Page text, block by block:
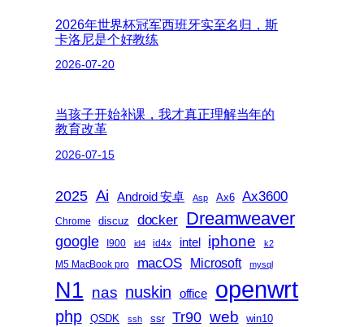
2026年世界杯冠军西班牙实至名归，斯
卡洛尼是个好教练
2026-07-20
当孩子开始补课，我才真正理解当年的
教育改革
2026-07-15
2025 Ai Android 安卓 Asp Ax6 Ax3600
Chrome discuz docker Dreamweaver
google I900 id4 id4x intel iphone k2
M5 MacBook pro macOS Microsoft mysql
N1 nas nuskin office openwrt
php QSDK ssh ssr Tr90 web win10